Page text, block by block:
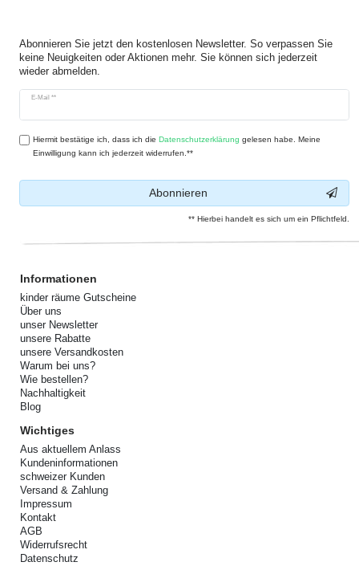
Abonnieren Sie jetzt den kostenlosen Newsletter. So verpassen Sie
keine Neuigkeiten oder Aktionen mehr. Sie können sich jederzeit
wieder abmelden.
E-Mail **
Newsletter
Hiermit bestätige ich, dass ich dieDaten­schutz­erklärung gelesen habe. Meine
Einwilligung kann ich jederzeit widerrufen.**
Abonnieren
** Hierbei handelt es sich um ein Pflichtfeld.
Informationen
kinder räume Gutscheine
Über uns
unser Newsletter
unsere Rabatte
unsere Versandkosten
Warum bei uns?
Wie bestellen?
Nachhaltigkeit
Blog
Wichtiges
Aus aktuellem Anlass
Kundeninformationen
schweizer Kunden
Versand & Zahlung
Impressum
Kontakt
AGB
Widerrufsrecht
Datenschutz